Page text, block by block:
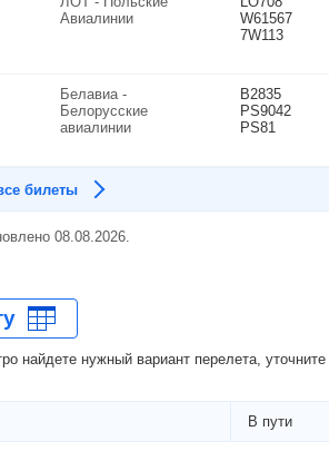
Авиалинии
W61567
7W113
Белавиа -
Белорусские
авиалинии
B2835
PS9042
PS81
билеты
08.08.2026.
нужный вариант перелета,
В пути